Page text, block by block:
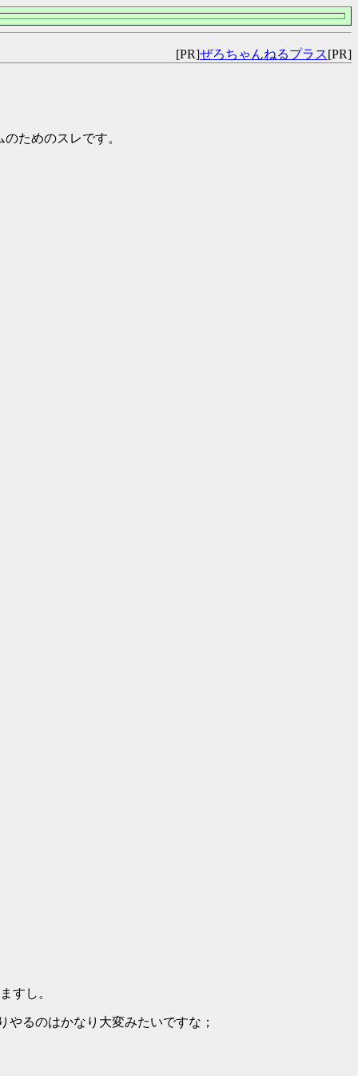
[PR]ぜろちゃんねるプラス[PR]
ためのスレです。
すし。
るのはかなり大変みたいですな；